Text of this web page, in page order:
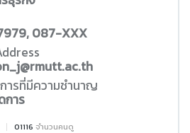
087-XXX
ารที่มีความชำนาญ
การ
01116 จำนวนคนดู